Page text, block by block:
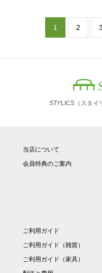
1 2 3
STYLICS（スタイ
当店について
会員特典のご案内
ご利用ガイド
ご利用ガイド（雑貨）
ご利用ガイド（家具）